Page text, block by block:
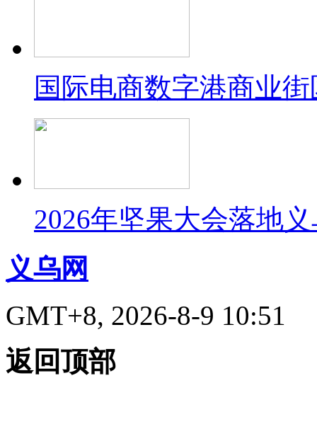
国际电商数字港商业
2026年坚果大会落地
义乌网
GMT+8, 2026-8-9 10:51
返回顶部